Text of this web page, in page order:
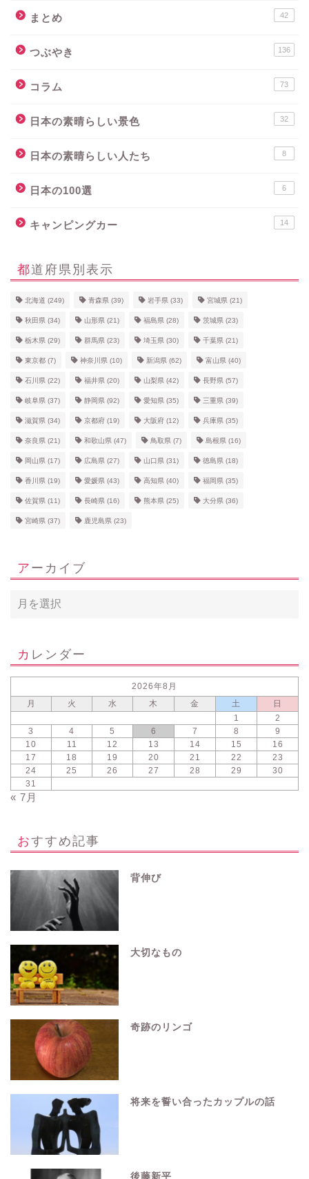
まとめ 42
つぶやき 136
コラム 73
日本の素晴らしい景色 32
日本の素晴らしい人たち 8
日本の100選 6
キャンピングカー 14
都道府県別表示
北海道 (249) 青森県 (39) 岩手県 (33) 宮城県 (21)
秋田県 (34) 山形県 (21) 福島県 (28) 茨城県 (23)
栃木県 (29) 群馬県 (23) 埼玉県 (30) 千葉県 (21)
東京都 (7) 神奈川県 (10) 新潟県 (62) 富山県 (40)
石川県 (22) 福井県 (20) 山梨県 (42) 長野県 (57)
岐阜県 (37) 静岡県 (92) 愛知県 (35) 三重県 (39)
滋賀県 (34) 京都府 (19) 大阪府 (12) 兵庫県 (35)
奈良県 (21) 和歌山県 (47) 鳥取県 (7) 島根県 (16)
岡山県 (17) 広島県 (27) 山口県 (31) 徳島県 (18)
香川県 (19) 愛媛県 (43) 高知県 (40) 福岡県 (35)
佐賀県 (11) 長崎県 (16) 熊本県 (25) 大分県 (36)
宮崎県 (37) 鹿児島県 (23)
アーカイブ
カレンダー
2026年8月
月
火 水 木 金 土
日
1
2
3
4 5 6 7 8
9
10
11 12 13 14 15
16
17
18 19 20 21 22
23
24
25 26 27 28 29
30
31
« 7月
おすすめ記事
背伸び
大切なもの
奇跡のリンゴ
将来を誓い合ったカップルの話
後藤新平